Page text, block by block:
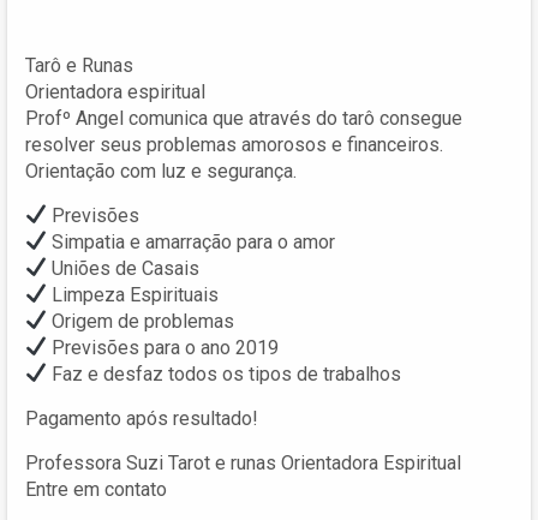
Tarô e Runas
Orientadora espiritual
Profº Angel comunica que através do tarô consegue
resolver seus problemas amorosos e financeiros.
Orientação com luz e segurança.
Previsões
Simpatia e amarração para o amor
Uniões de Casais
Limpeza Espirituais
Origem de problemas
Previsões para o ano 2019
Faz e desfaz todos os tipos de trabalhos
Pagamento após resultado!
Professora Suzi Tarot e runas Orientadora Espiritual
Entre em contato